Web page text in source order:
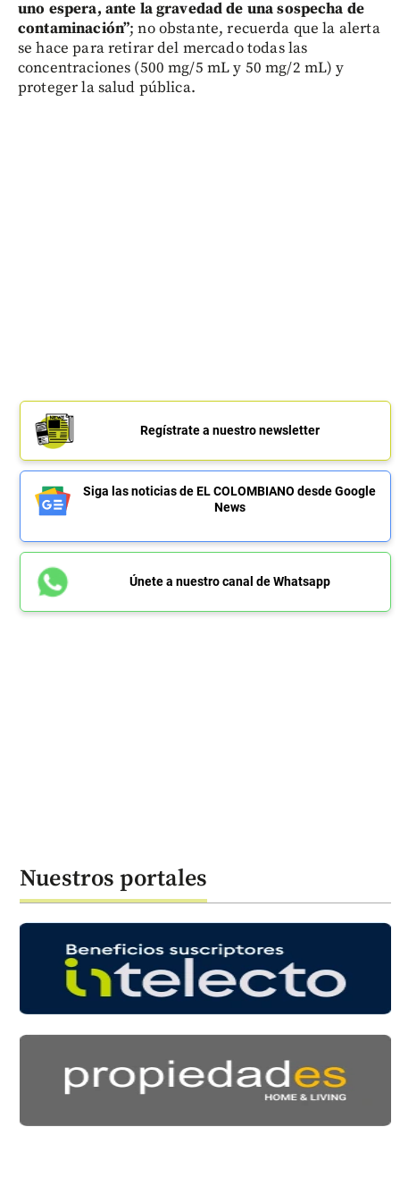
uno espera, ante la gravedad de una sospecha de
contaminación”; no obstante, recuerda que la alerta
se hace para retirar del mercado todas las
concentraciones (500 mg/5 mL y 50 mg/2 mL) y
proteger la salud pública.
Regístrate a nuestro newsletter
Siga las noticias de EL COLOMBIANO desde Google
News
Únete a nuestro canal de Whatsapp
Nuestros portales